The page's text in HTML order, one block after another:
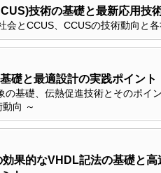
技術の基礎と最新応用技
会とCCUS、CCUSの技術動向と
礎と最適設計の実践ポイン
の基礎、伝熱促進技術とそのポイ
向 ～
果的なVHDL記法の基礎と